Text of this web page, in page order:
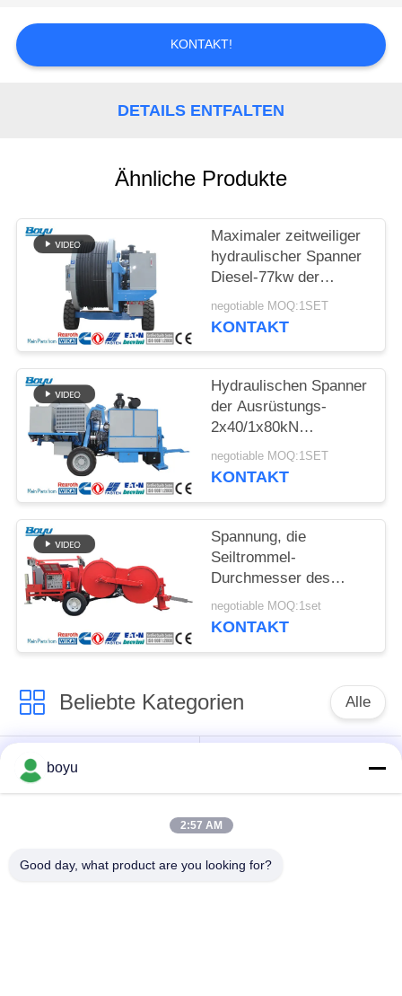
NACHRICHTEN
PRIVACY
POLICY
KONTAKT!
DETAILS ENTFALTEN
Ähnliche Produkte
Maximaler zeitweiliger
hydraulischer Spanner
Diesel-77kw der
Spannungs-2x70kN
langlebig
negotiable MOQ:1SET
KONTAKT
Hydraulischen Spanner
der Ausrüstungs-
2x40/1x80kN
aufreihend, fugen Sie
Zahl 2x5
negotiable MOQ:1SET
KONTAKT
Spannung, die
Seiltrommel-
Durchmesser des
Ausrüstungs-
hydraulischen
negotiable MOQ:1set
KONTAKT
Beliebte Kategorien Alle
Übertragungsleitung,
die Ausrüstung
Spannung, die
Gegendrehdrahtseil
boyu
2:57 AM
Good day, what product are you looking for?